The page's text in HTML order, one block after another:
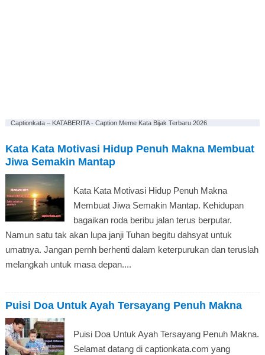
Captionkata – KATABERITA - Caption Meme Kata Bijak Terbaru 2026
Kata Kata Motivasi Hidup Penuh Makna Membuat
Jiwa Semakin Mantap
Kata Kata Motivasi Hidup Penuh Makna
Membuat Jiwa Semakin Mantap. Kehidupan
bagaikan roda beribu jalan terus berputar.
Namun satu tak akan lupa janji Tuhan begitu dahsyat untuk
umatnya. Jangan pernh berhenti dalam keterpurukan dan teruslah
melangkah untuk masa depan....
Puisi Doa Untuk Ayah Tersayang Penuh Makna
Puisi Doa Untuk Ayah Tersayang Penuh Makna.
Selamat datang di captionkata.com yang